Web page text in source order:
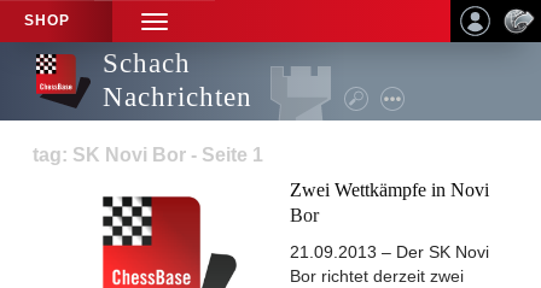
SHOP
TOGGLE
NAVIGATION
Schach
Nachrichten
tag: SK Novi Bor - Seite 1
Zwei Wettkämpfe in Novi
Bor
21.09.2013 – Der SK Novi
Bor richtet derzeit zwei